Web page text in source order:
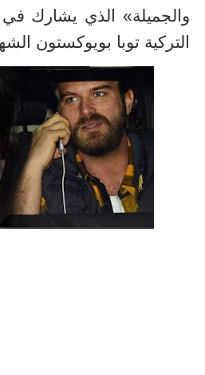
والجميلة» الذي يشارك في
التركية توبا بويوكستون